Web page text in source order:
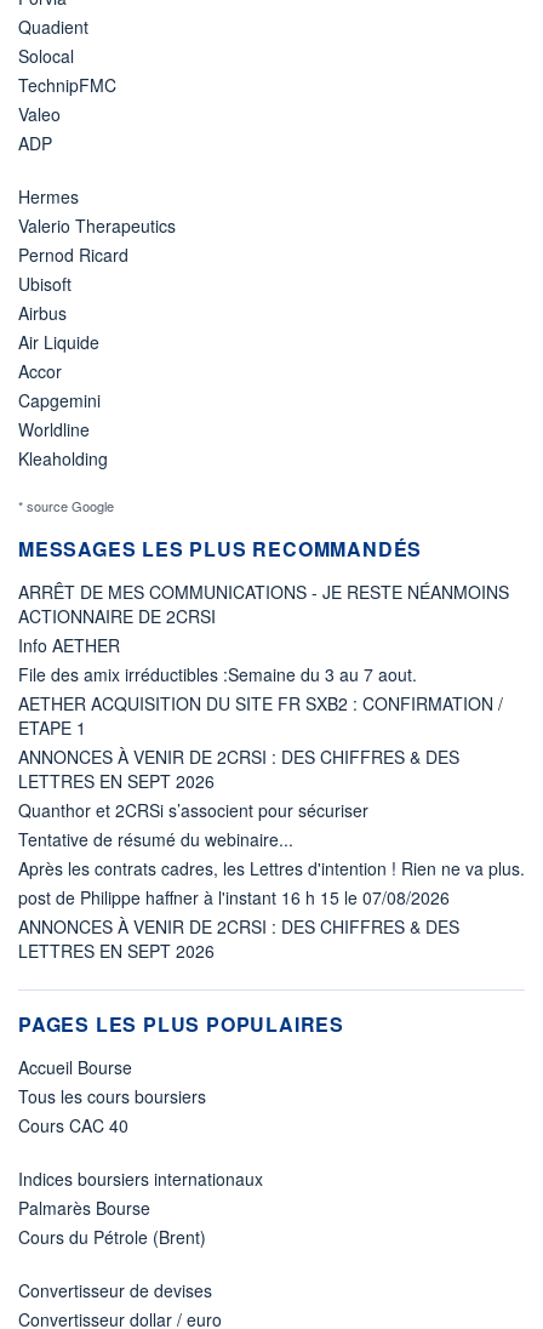
Quadient
Solocal
TechnipFMC
Valeo
ADP
Hermes
Valerio Therapeutics
Pernod Ricard
Ubisoft
Airbus
Air Liquide
Accor
Capgemini
Worldline
Kleaholding
* source Google
MESSAGES LES PLUS RECOMMANDÉS
ARRÊT DE MES COMMUNICATIONS - JE RESTE NÉANMOINS
ACTIONNAIRE DE 2CRSI
Info AETHER
File des amix irréductibles :Semaine du 3 au 7 aout.
AETHER ACQUISITION DU SITE FR SXB2 : CONFIRMATION /
ETAPE 1
ANNONCES À VENIR DE 2CRSI : DES CHIFFRES & DES
LETTRES EN SEPT 2026
Quanthor et 2CRSi s’associent pour sécuriser
Tentative de résumé du webinaire...
Après les contrats cadres, les Lettres d'intention ! Rien ne va plus.
post de Philippe haffner à l'instant 16 h 15 le 07/08/2026
ANNONCES À VENIR DE 2CRSI : DES CHIFFRES & DES
LETTRES EN SEPT 2026
PAGES LES PLUS POPULAIRES
Accueil Bourse
Tous les cours boursiers
Cours CAC 40
Indices boursiers internationaux
Palmarès Bourse
Cours du Pétrole (Brent)
Convertisseur de devises
Convertisseur dollar / euro